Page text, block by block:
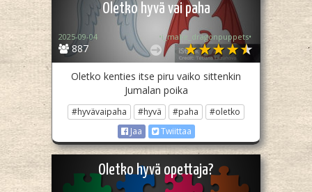
Oletko hyvä vai paha
887
2025-09-04 •i_make_dragonpuppets•
Oletko kenties itse piru vaiko sittenkin
Jumalan poika
#hyvävaipaha #hyvä #paha
#oletko
Jaa
Twiittaa
Oletko hyvä opettaja?